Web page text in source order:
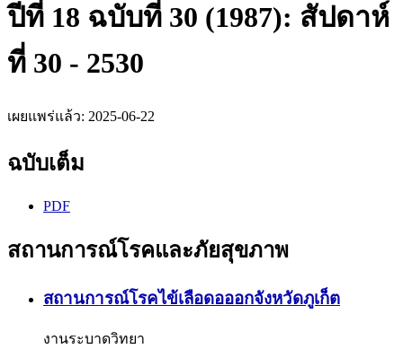
ปีที่ 18 ฉบับที่ 30 (1987): สัปดาห์
ที่ 30 - 2530
เผยแพร่แล้ว: 2025-06-22
ฉบับเต็ม
PDF
สถานการณ์โรคและภัยสุขภาพ
สถานการณ์โรคไข้เลือดอออกจังหวัดภูเก็ต
งานระบาดวิทยา